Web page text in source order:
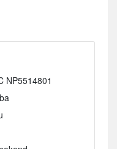
NP5514801